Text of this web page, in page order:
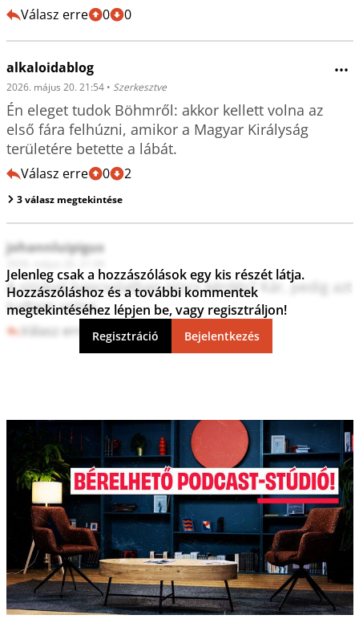
Válasz erre 0 0
alkaloidablog •••
2026. május 20. 21:54 • Szerkesztve
Én eleget tudok Böhmről: akkor kellett volna az
első fára felhúzni, amikor a Magyar Királyság
területére betette a lábát.
Válasz erre 0 2
3 válasz megtekintése
johannluipigus
A sírjával kapcsolatban nincs kérdés? Kár, pedig azt
tudtam volna.
Válasz erre 1 0
Jelenleg csak a hozzászólások egy kis részét látja.
Hozzászóláshoz és a további kommentek
megtekintéséhez lépjen be, vagy regisztráljon!
Regisztráció Bejelentkezés